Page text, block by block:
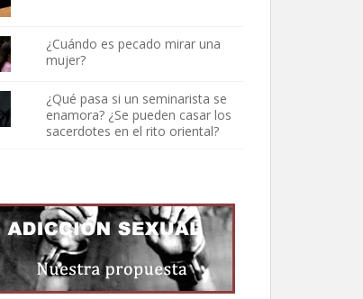
¿Cuándo es pecado mirar una
mujer?
¿Qué pasa si un seminarista se
enamora? ¿Se pueden casar los
sacerdotes en el rito oriental?